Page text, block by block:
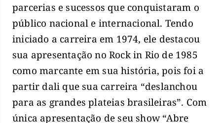
parcerias e sucessos que conquistaram o
público nacional e internacional. Tendo
iniciado a carreira em 1974, ele destacou
sua apresentação no Rock in Rio de 1985
como marcante em sua história, pois foi a
partir dali que sua carreira “deslanchou
para as grandes plateias brasileiras”. Com
única apresentação de seu show “Abre